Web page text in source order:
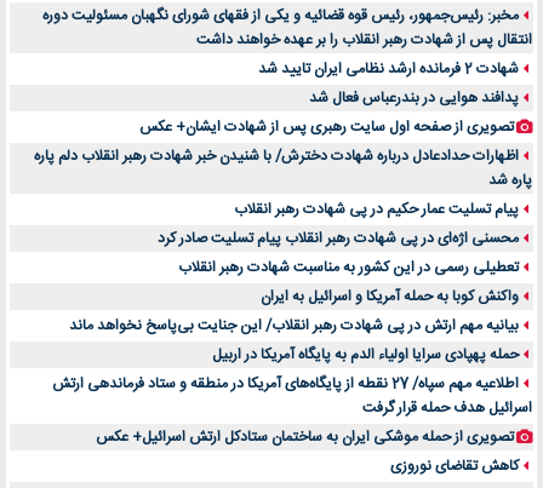
مخبر: رئیس‌جمهور، رئیس قوه ‌قضائیه و یکی از فقهای شورای نگهبان مسئولیت دوره
انتقال پس ‌از شهادت رهبر انقلاب را بر عهده خواهند داشت
شهادت 2 فرمانده ارشد نظامی ایران تایید شد
پدافند هوایی در بندرعباس فعال شد
تصویری از صفحه اول سایت رهبری پس از شهادت ایشان+ عکس
اظهارات حدادعادل درباره شهادت دخترش/ با شنیدن خبر شهادت رهبر انقلاب دلم پاره
پاره شد
پیام تسلیت عمار حکیم در پی شهادت رهبر انقلاب
محسنی اژه‌ای در پی شهادت رهبر انقلاب پیام تسلیت صادر کرد
تعطیلی رسمی در این کشور به مناسبت شهادت رهبر انقلاب
واکنش کوبا به حمله آمریکا و اسرائیل به ایران
بیانیه مهم ارتش در پی شهادت رهبر انقلاب/ این جنایت بی‌پاسخ نخواهد ماند
حمله پهپادی سرایا اولیاء الدم به پایگاه آمریکا در اربیل
اطلاعیه مهم سپاه/ 27 نقطه از پایگاه‌های آمریکا در منطقه و ستاد فرماندهی ارتش
اسرائیل هدف حمله قرار گرفت
تصویری از حمله موشکی ایران به ساختمان ستادکل ارتش اسرائیل+ عکس
کاهش تقاضای نوروزی